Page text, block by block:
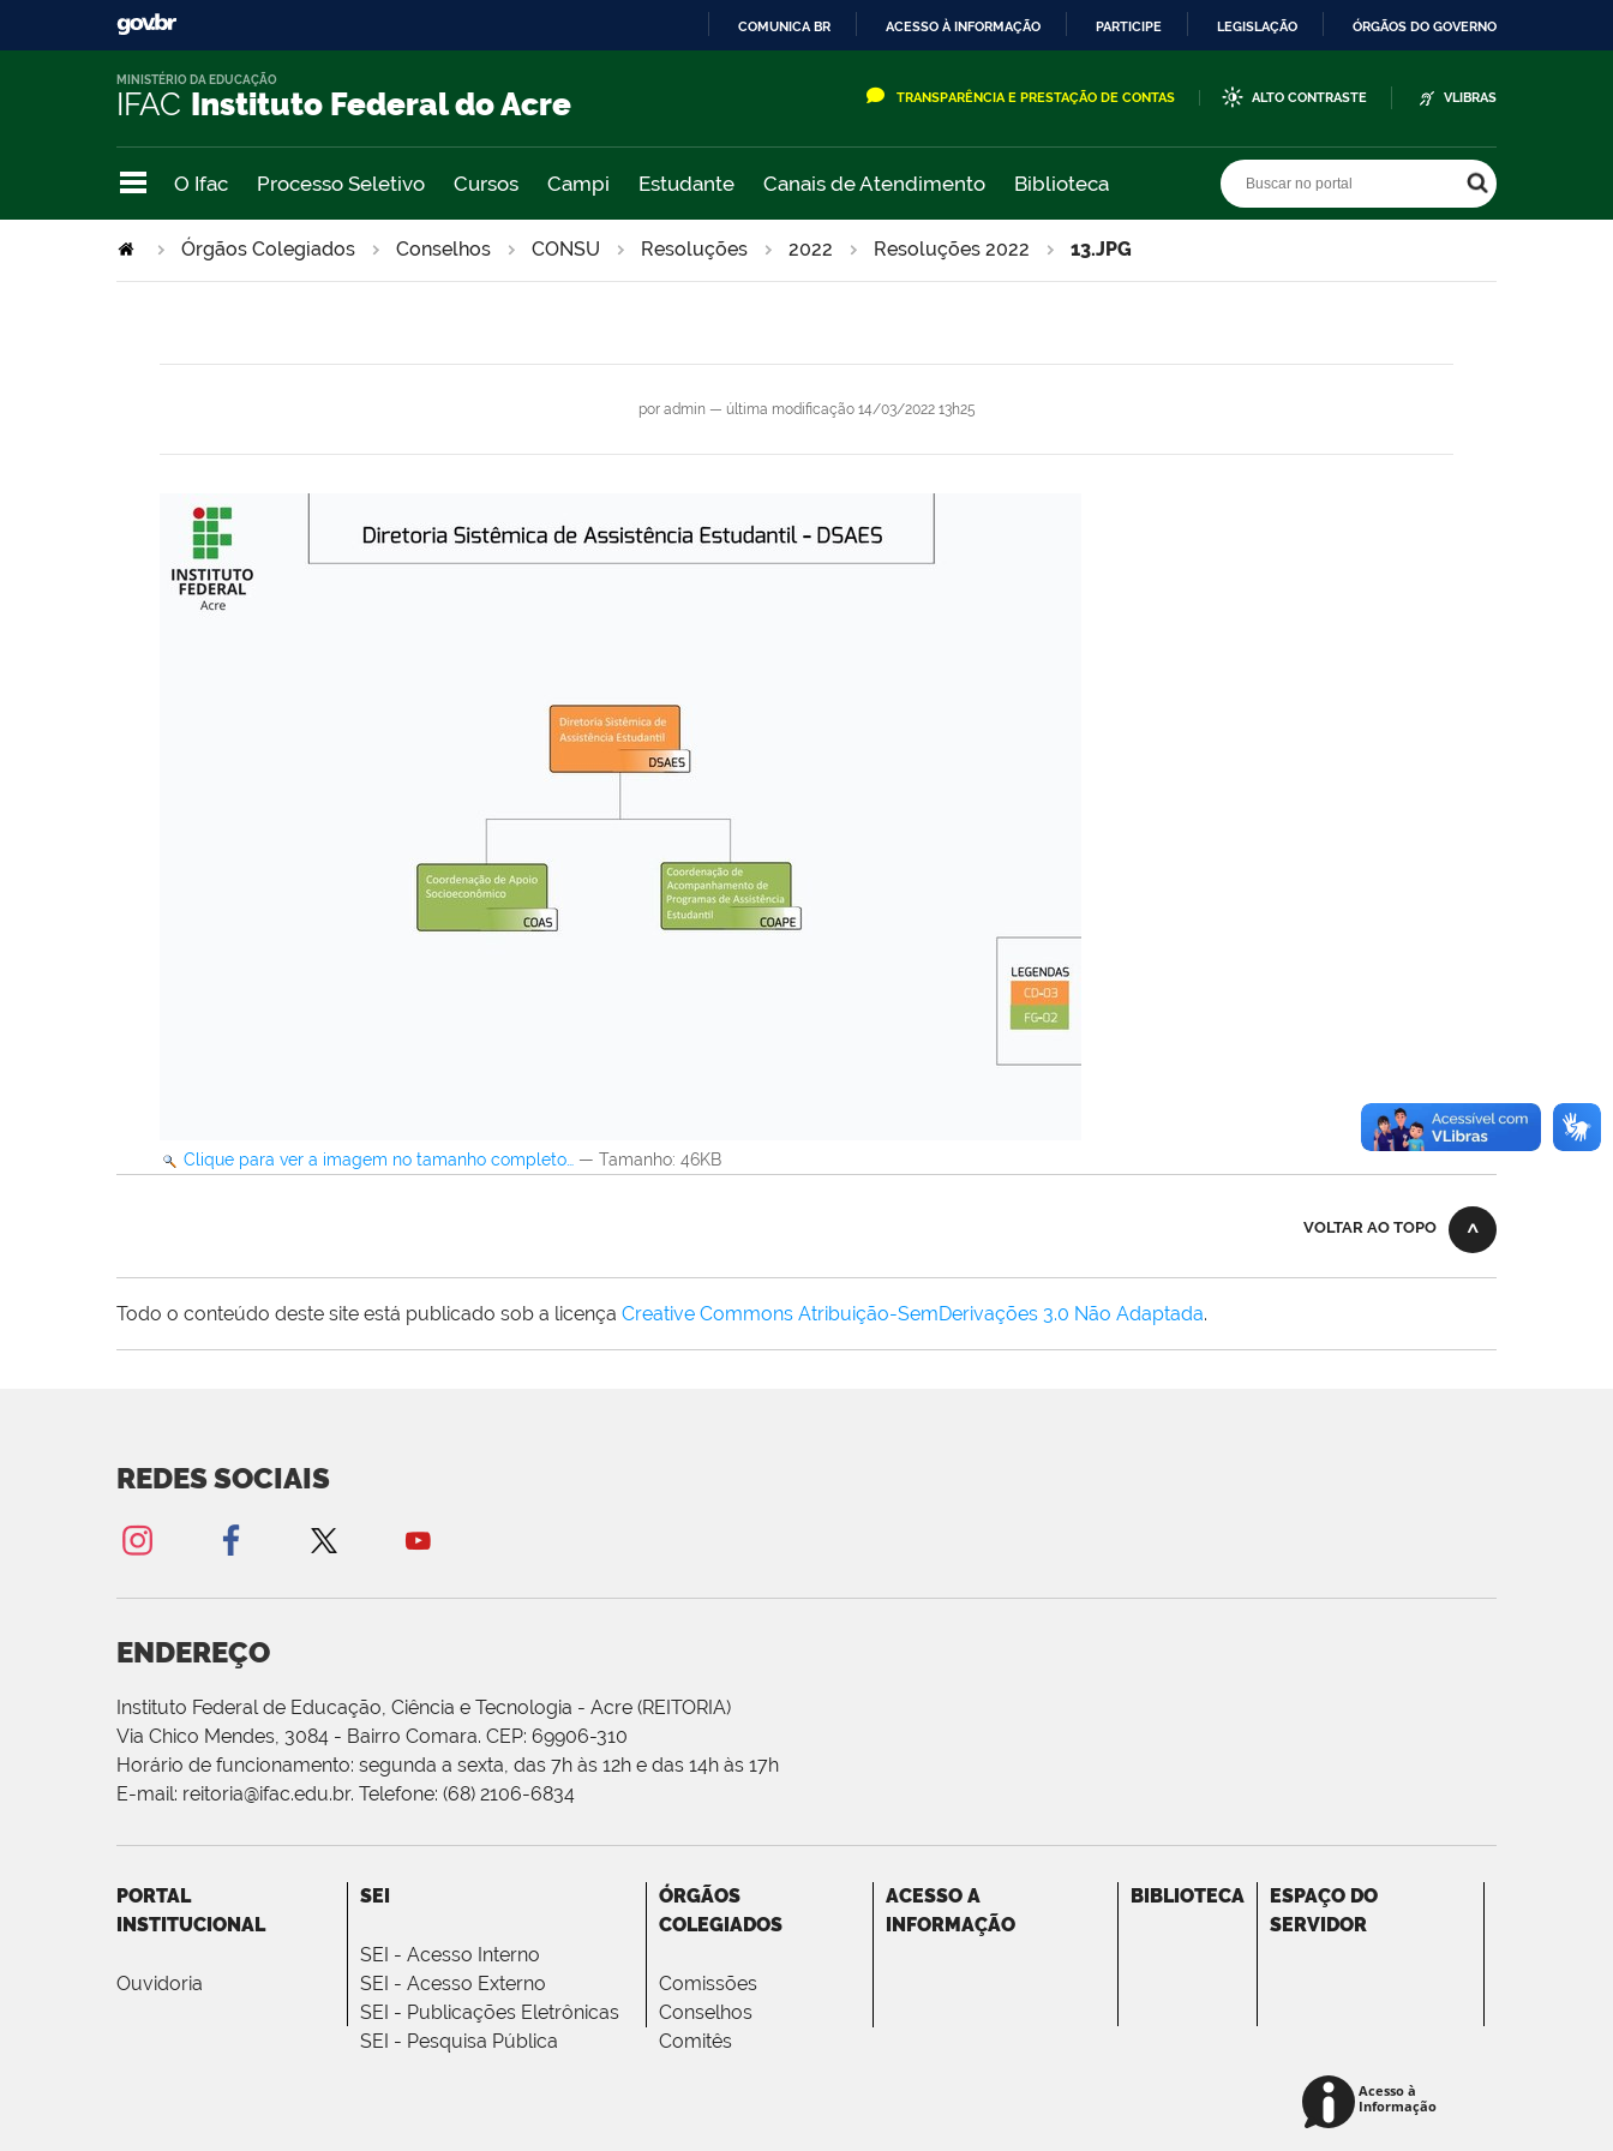
COMUNICA BR ACESSO À INFORMAÇÃO PARTICIPE LEGISLAÇÃO ÓRGÃOS DO GOVERNO
IFAC Instituto Federal do Acre
MINISTÉRIO DA EDUCAÇÃO
TRANSPARÊNCIA E PRESTAÇÃO DE CONTAS ALTO CONTRASTE VLIBRAS
O Ifac Processo Seletivo Cursos Campi Estudante Canais de Atendimento Biblioteca
Órgãos Colegiados Conselhos CONSU Resoluções 2022 Resoluções 2022 13.JPG
por admin— última modificação14/03/2022 13h25
Clique para ver a imagem no tamanho completo… — Tamanho: 46KB
VOLTAR AO TOPO
Todo o conteúdo deste site está publicado sob a licença Creative Commons Atribuição-SemDerivações 3.0 Não Adaptada.
REDES SOCIAIS
ENDEREÇO
Instituto Federal de Educação, Ciência e Tecnologia - Acre (REITORIA)
Via Chico Mendes, 3084 - Bairro Comara. CEP: 69906-310
Horário de funcionamento: segunda a sexta, das 7h às 12h e das 14h às 17h
E-mail: reitoria@ifac.edu.br. Telefone: (68) 2106-6834
PORTAL
INSTITUCIONAL
Ouvidoria
SEI
SEI - Acesso Interno
SEI - Acesso Externo
SEI - Publicações Eletrônicas
SEI - Pesquisa Pública
ÓRGÃOS
COLEGIADOS
Comissões
Conselhos
Comitês
ACESSO A
INFORMAÇÃO
BIBLIOTECA
ESPAÇO DO
SERVIDOR